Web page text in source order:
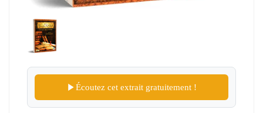
Écoutez cet extrait gratuitement !